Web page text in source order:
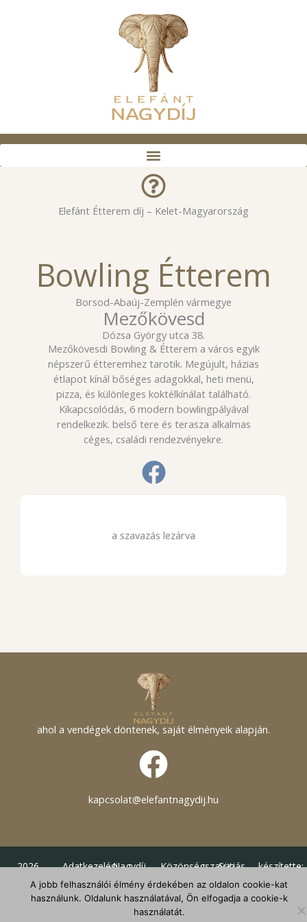
Elefánt Étterem díj – Kelet-Magyarország
Bowling Étterem
Borsod-Abaúj-Zemplén vármegye
Mezőkövesd
Dózsa György utca 38.
Mezőkövesdi Bowling & Étterem a város egyik
népszerű étteremhez tarotik. Megújult, házias
étlapot kínál bőséges adagokkal, heti menü,
pizza, és különleges koktélkínálat található.
Kikapcsolódás, 6 modern bowlingpályával
rendelkezik. belső tere és terasza alkalmas
céges, családi rendezvényekre.
a szavazás lezárva
ahol a vendégek döntenek, saját élményeik alapján.
F
a
c
b
o
kapcsolat@elefantnagydij.hu
2026 -
Minden
jog
fenntartva
Adatkezelési
nyilatkozat
Nagydíj
lebonyolítási
szabályzata
Közönségszavazás
hivatalos
szabályzata
Süti
nyilatkozat
készítette:
A jobb felhasználói élmény érdekében az oldalon cookie-kat
használunk. Oldalunk használatával, Ön elfogadja a cookie-k
használatát.